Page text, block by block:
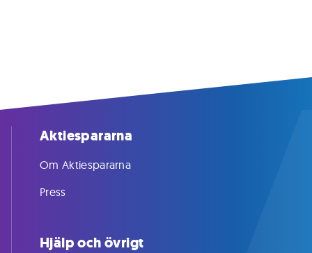
Aktiespararna
Om Aktiespararna
Press
Hjälp och övrigt